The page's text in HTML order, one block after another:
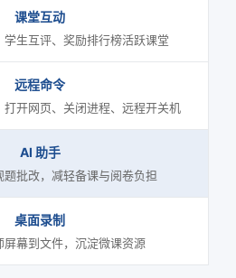
课堂互动
生互评、奖励排行榜活跃课堂
远程命令
开网页、关闭进程、远程开关机
AI 助手
题批改，减轻备课与阅卷负担
桌面录制
屏幕到文件，沉淀微课资源